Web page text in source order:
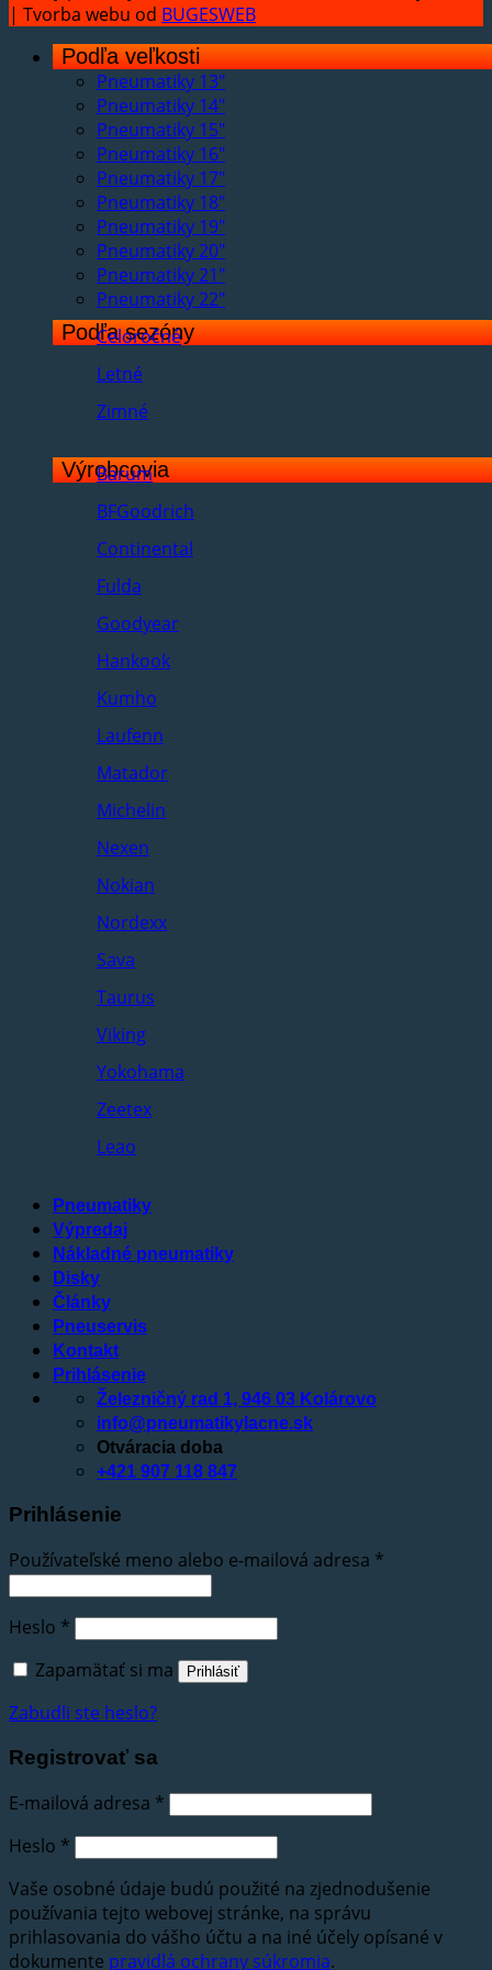
| Tvorba webu od BUGESWEB
Podľa veľkosti
Pneumatiky 13"
Pneumatiky 14"
Pneumatiky 15"
Pneumatiky 16"
Pneumatiky 17"
Pneumatiky 18"
Pneumatiky 19"
Pneumatiky 20"
Pneumatiky 21"
Pneumatiky 22"
Podľa sezóny
Celoročné
Letné
Zimné
Výrobcovia
Barum
BFGoodrich
Continental
Fulda
Goodyear
Hankook
Kumho
Laufenn
Matador
Michelin
Nexen
Nokian
Nordexx
Sava
Taurus
Viking
Yokohama
Zeetex
Leao
Pneumatiky
Výpredaj
Nákladné pneumatiky
Disky
Články
Pneuservis
Kontakt
Prihlásenie
Železničný rad 1, 946 03 Kolárovo
info@pneumatikylacne.sk
Otváracia doba
+421 907 118 847
Prihlásenie
Používateľské meno alebo e-mailová adresa *
Heslo *
Zapamätať si ma
Prihlásiť
Zabudli ste heslo?
Registrovať sa
E-mailová adresa *
Heslo *
Vaše osobné údaje budú použité na zjednodušenie
používania tejto webovej stránke, na správu
prihlasovania do vášho účtu a na iné účely opísané v
dokumente pravidlá ochrany súkromia.